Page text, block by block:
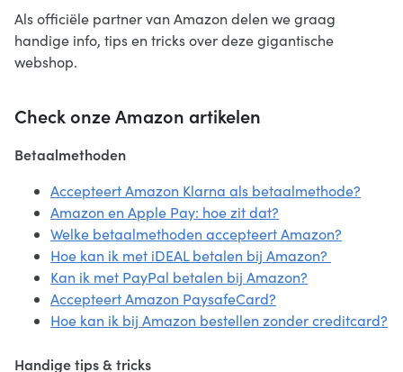
Als officiële partner van Amazon delen we graag
handige info, tips en tricks over deze gigantische
webshop.
Check onze Amazon artikelen
Betaalmethoden
Accepteert Amazon Klarna als betaalmethode?
Amazon en Apple Pay: hoe zit dat?
Welke betaalmethoden accepteert Amazon?
Hoe kan ik met iDEAL betalen bij Amazon?
Kan ik met PayPal betalen bij Amazon?
Accepteert Amazon PaysafeCard?
Hoe kan ik bij Amazon bestellen zonder creditcard?
Handige tips & tricks